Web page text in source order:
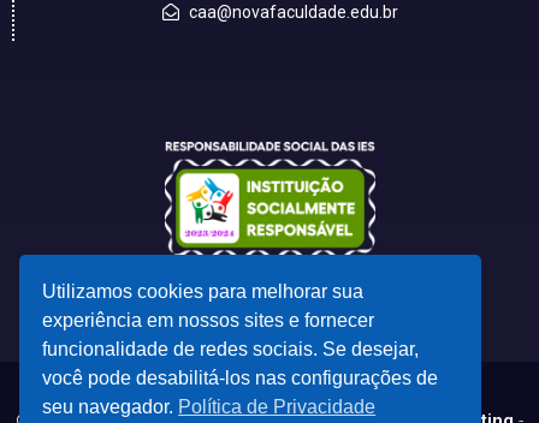
caa@novafaculdade.edu.br
Utilizamos cookies para melhorar sua
experiência em nossos sites e fornecer
funcionalidade de redes sociais. Se desejar,
você pode desabilitá-los nas configurações de
seu navegador. Política de Privacidade